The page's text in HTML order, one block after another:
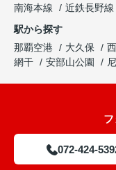
南海本線
近鉄長野線
駅から探す
那覇空港
大久保
網干
安部山公園
フ
072-424-